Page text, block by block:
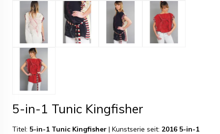
5-in-1 Tunic Kingfisher
Titel: 5-in-1 Tunic Kingfisher | Kunstserie seit: 2016 5-in-1